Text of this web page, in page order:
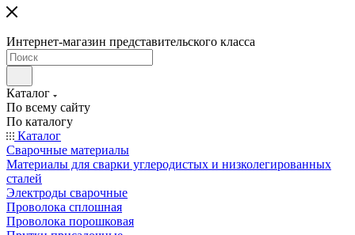
Интернет-магазин представительского класса
Каталог
По всему сайту
По каталогу
Каталог
Сварочные материалы
Материалы для сварки углеродистых и низколегированных
сталей
Электроды сварочные
Проволока сплошная
Проволока порошковая